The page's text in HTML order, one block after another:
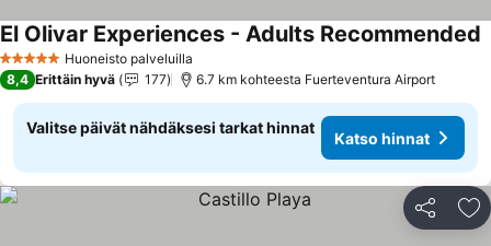
5 TähtiluokitusHuoneisto palveluilla
El Olivar Experiences - Adults Recommended
8,4 Erittäin hyvä 177 6.7 km kohteesta Fuerteventura Airport
Valitse päivät nähdäksesi tarkat hinnat
Katso hinnat
Jaa